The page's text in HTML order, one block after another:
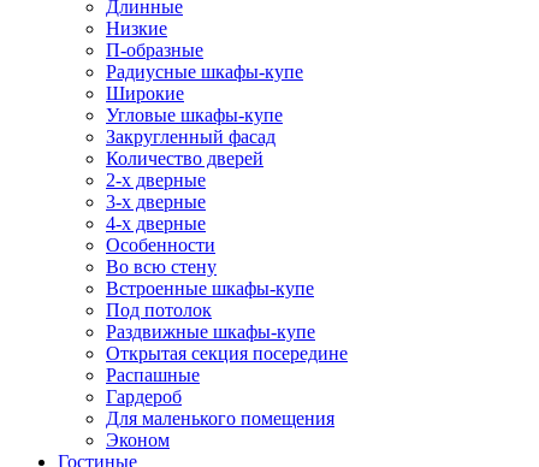
Длинные
Низкие
П-образные
Радиусные шкафы-купе
Широкие
Угловые шкафы-купе
Закругленный фасад
Количество дверей
2-х дверные
3-х дверные
4-х дверные
Особенности
Во всю стену
Встроенные шкафы-купе
Под потолок
Раздвижные шкафы-купе
Открытая секция посередине
Распашные
Гардероб
Для маленького помещения
Эконом
Гостиные